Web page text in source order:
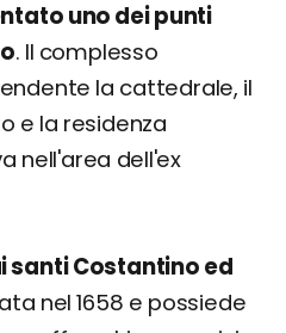
uno dei punti
. Il complesso
la cattedrale, il
e la residenza
nell'area dell'ex
santi Costantino ed
nel 1658 e possiede